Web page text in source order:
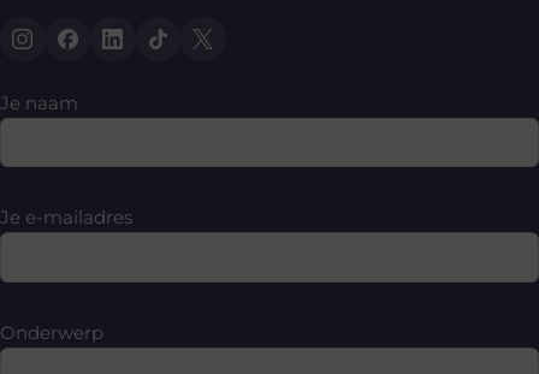
Je naam
Je e-mailadres
Onderwerp